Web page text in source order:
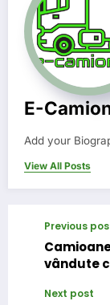
E-
Add your
View All Posts
Previous
vândute
Next post